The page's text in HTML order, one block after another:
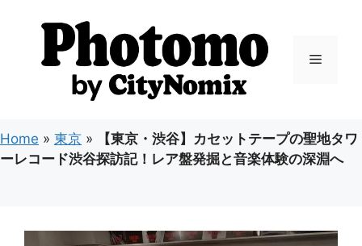
ス
キ
メ
ュ
Home » 東京 »
【東京・渋谷】カセットテープの聖地タワ
ーレコード渋谷探訪記！レア盤発掘と音楽体験の深淵へ